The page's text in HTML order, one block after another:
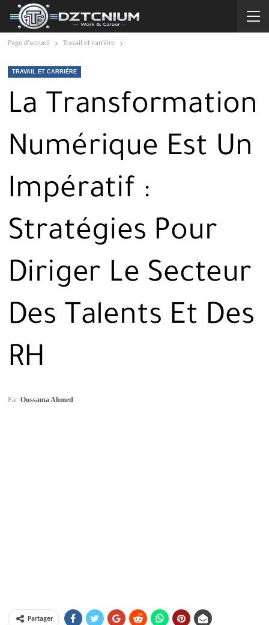
Page d'accueil Travail et carrière
TRAVAIL ET CARRIÈRE
La Transformation
Numérique Est Un
Impératif :
Stratégies Pour
Diriger Le Secteur
Des Talents Et Des
RH
Par Oussama Ahmed
Partager